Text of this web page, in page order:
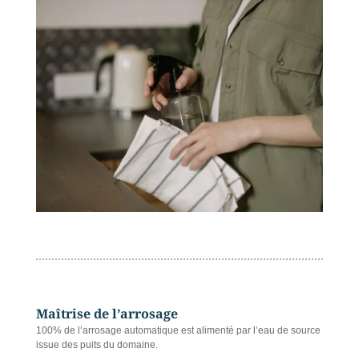
Maîtrise de l’arrosage
100% de l’arrosage automatique est alimenté par l’eau de source
issue des puits du domaine.